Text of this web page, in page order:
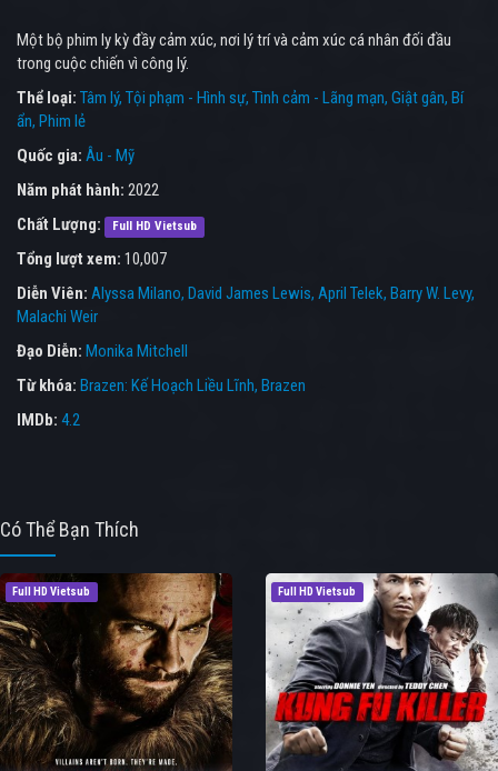
Một bộ phim ly kỳ đầy cảm xúc, nơi lý trí và cảm xúc cá nhân đối đầu
trong cuộc chiến vì công lý.
Thể loại: Tâm lý Tội phạm - Hình sự Tình cảm - Lãng mạn Giật gân Bí
ẩn Phim lẻ
Quốc gia: Âu - Mỹ
Năm phát hành: 2022
Chất Lượng:
Full HD Vietsub
Tổng lượt xem: 10,007
Diễn Viên: Alyssa Milano David James Lewis April Telek Barry W. Levy
Malachi Weir
Đạo Diễn: Monika Mitchell
Từ khóa: Brazen: Kế Hoạch Liều Lĩnh, Brazen
IMDb: 4.2
Có Thể Bạn Thích
Full HD Vietsub Full HD Vietsub